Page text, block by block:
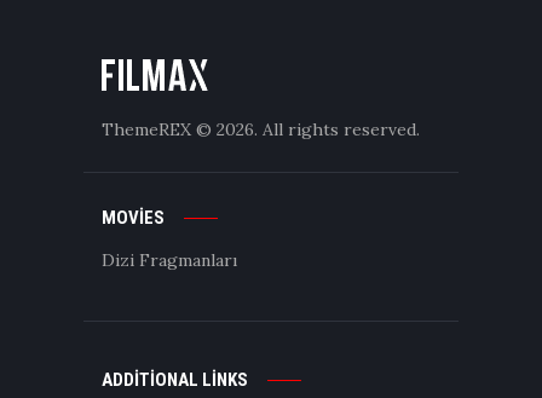
ThemeREX © 2026. All rights reserved.
MOVIES
Dizi Fragmanları
ADDITIONAL LINKS